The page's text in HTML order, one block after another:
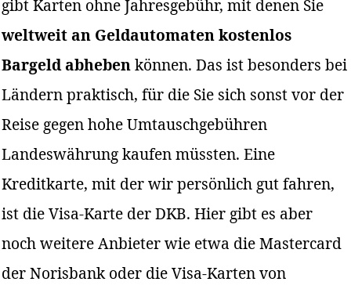
gibt Karten ohne Jahresgebühr, mit denen Sie
weltweit an Geldautomaten kostenlos
Bargeld abhebenkönnen. Das ist besonders bei
Ländern praktisch, für die Sie sich sonst vor der
Reise gegen hohe Umtauschgebühren
Landeswährung kaufen müssten. Eine
Kreditkarte, mit der wir persönlich gut fahren,
ist die Visa-Karte der DKB. Hier gibt es aber
noch weitere Anbieter wie etwa die Mastercard
der Norisbank oder die Visa-Karten von